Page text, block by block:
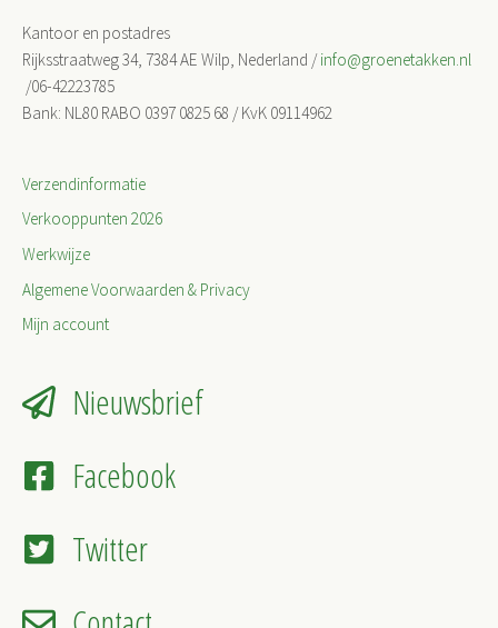
Kantoor en postadres
Rijksstraatweg 34, 7384 AE Wilp, Nederland /info@groenetakken.nl
/06-42223785
Bank: NL80 RABO 0397 0825 68 / KvK 09114962
Verzendinformatie
Verkooppunten 2026
Werkwijze
Algemene Voorwaarden & Privacy
Mijn account
Nieuwsbrief
Facebook
Twitter